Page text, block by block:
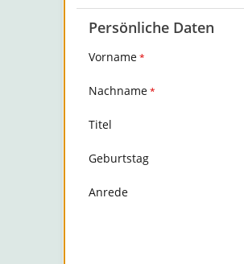
Persönliche Daten
Vorname*
Nachname*
Titel
Geburtstag
Anrede